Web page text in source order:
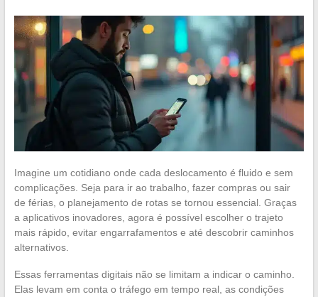
Imagine um cotidiano onde cada deslocamento é fluido e sem
complicações. Seja para ir ao trabalho, fazer compras ou sair
de férias, o planejamento de rotas se tornou essencial. Graças
a aplicativos inovadores, agora é possível escolher o trajeto
mais rápido, evitar engarrafamentos e até descobrir caminhos
alternativos.
Essas ferramentas digitais não se limitam a indicar o caminho.
Elas levam em conta o tráfego em tempo real, as condições